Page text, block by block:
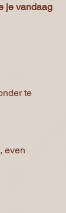
je vandaag
te
even